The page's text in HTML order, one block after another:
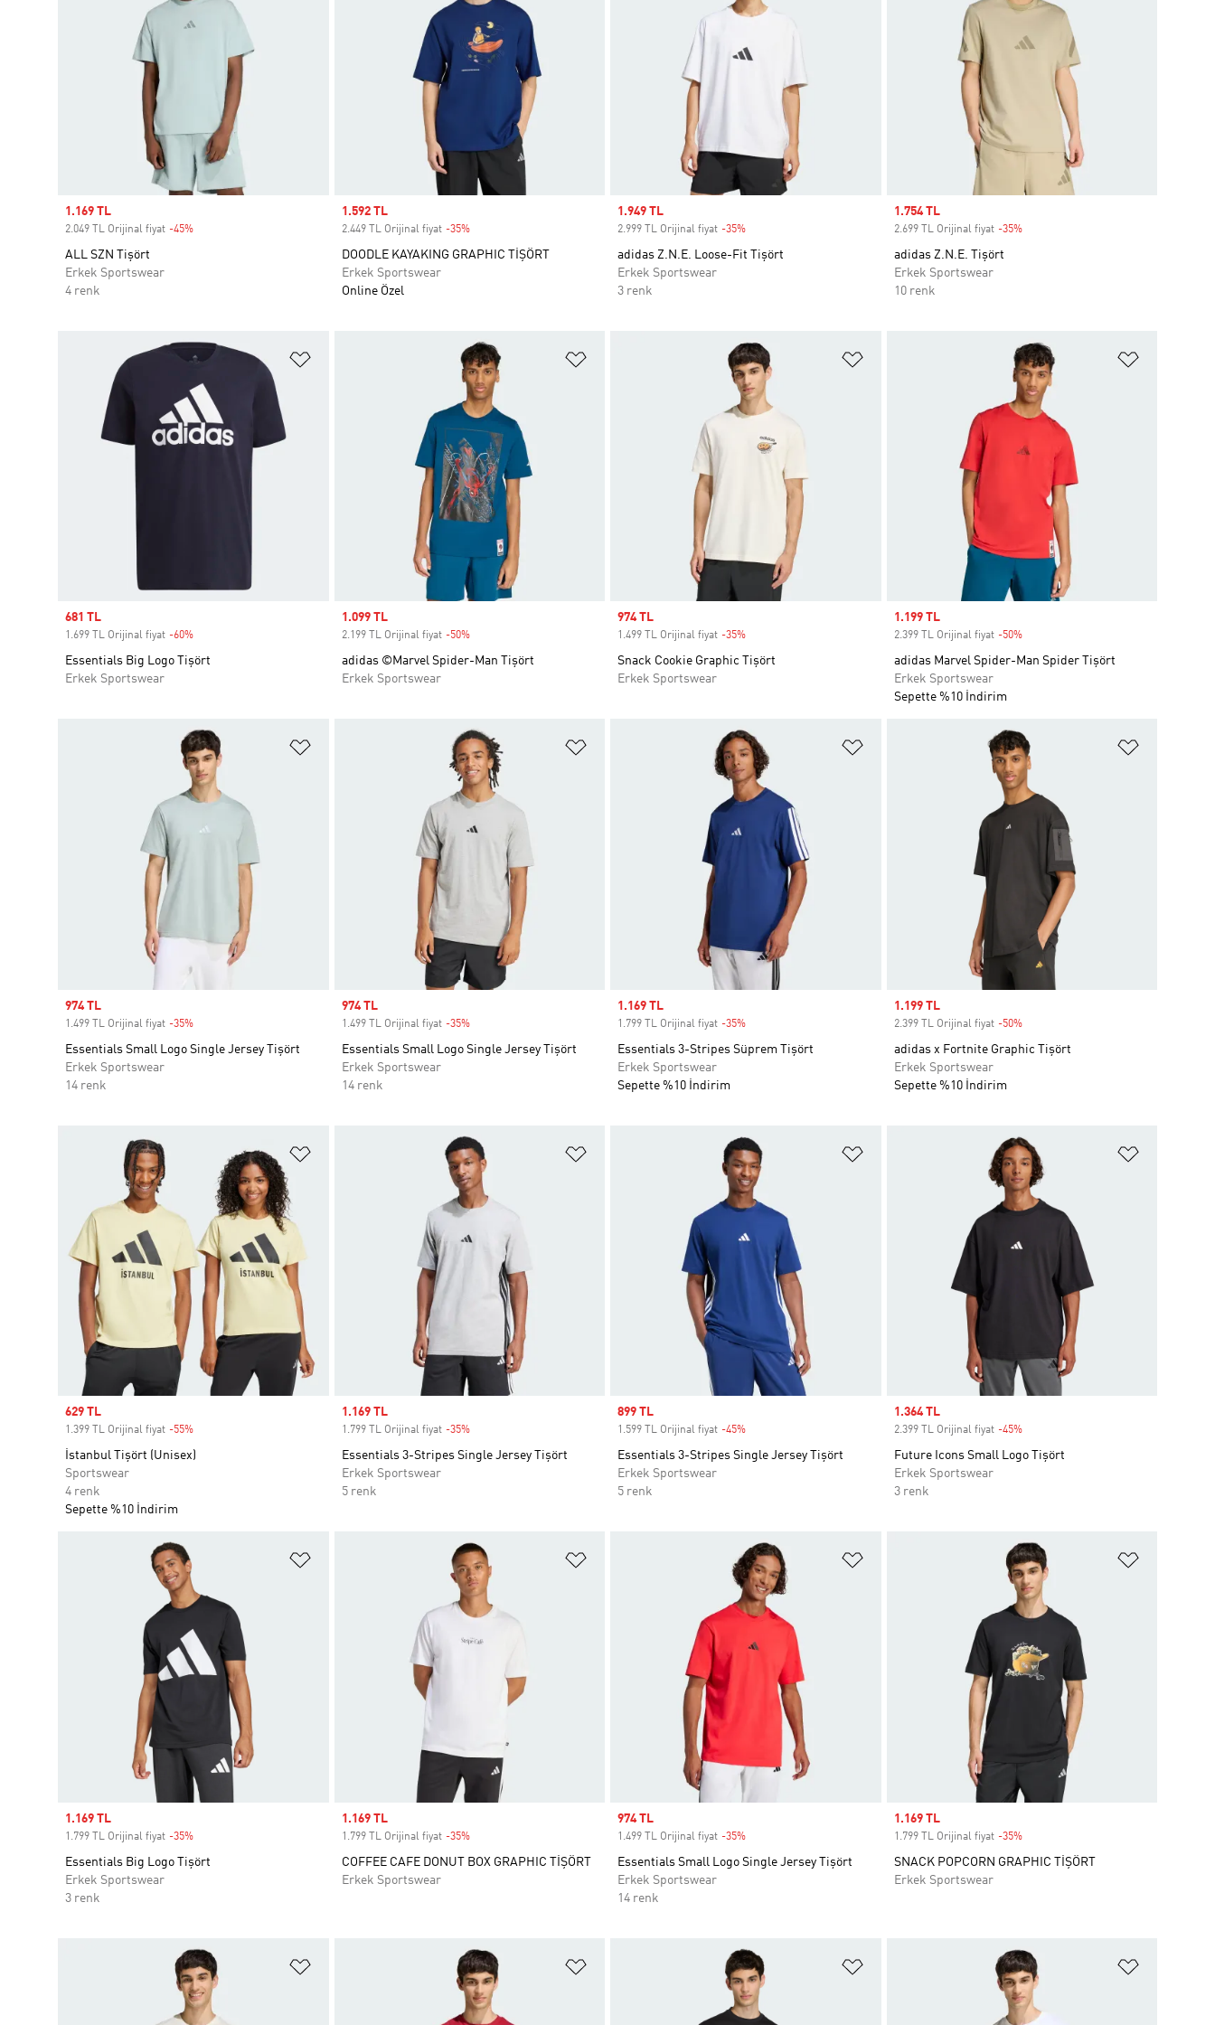
Sale price
1.169 TL
2.049 TL Orijinal fiyat -45%
ALL SZN Tişört
Erkek Sportswear
4 renk
Sale price
1.592 TL
2.449 TL Orijinal fiyat -35%Discount
DOODLE KAYAKING GRAPHIC TİŞÖRT
Erkek Sportswear
Online Özel
Sale price
1.949 TL
2.999 TL Orijinal fiyat -35%
adidas Z.N.E. Loose-Fit Tişört
Erkek Sportswear
3 renk
Sale price
1.754 TL
2.699 TL Orijinal fiyat -35%Discount
adidas Z.N.E. Tişört
Erkek Sportswear
10 renk
Sale price
681 TL
1.699 TL Orijinal fiyat -60%
Essentials Big Logo Tişört
Erkek Sportswear
Sale price
1.099 TL
2.199 TL Orijinal fiyat -50%Discount
adidas ©Marvel Spider-Man Tişört
Erkek Sportswear
Sale price
974 TL
1.499 TL Orijinal fiyat -35%
Snack Cookie Graphic Tişört
Erkek Sportswear
Sale price
1.199 TL
2.399 TL Orijinal fiyat -50%Discount
adidas Marvel Spider-Man Spider Tişört
Erkek Sportswear
Sepette %10 İndirim
Sale price
974 TL
1.499 TL Orijinal fiyat -35%
Essentials Small Logo Single Jersey Tişört
Erkek Sportswear
14 renk
Favori Listesine Ekle
Sale price
974 TL
1.499 TL Orijinal fiyat -35%Discount
Essentials Small Logo Single Jersey Tişört
Erkek Sportswear
14 renk
Favori Listesine Ekle
Sale price
1.169 TL
1.799 TL Orijinal fiyat -35%
Essentials 3-Stripes Süprem Tişört
Erkek Sportswear
Sepette %10 İndirim
Sale price
1.199 TL
2.399 TL Orijinal fiyat -50%Discount
adidas x Fortnite Graphic Tişört
Erkek Sportswear
Sepette %10 İndirim
Favori Listesine Ekle
Sale price
629 TL
1.399 TL Orijinal fiyat -55%
İstanbul Tişört (Unisex)
Sportswear
4 renk
Sepette %10 İndirim
Sale price
1.169 TL
1.799 TL Orijinal fiyat -35%Discount
Essentials 3-Stripes Single Jersey Tişört
Erkek Sportswear
5 renk
Favori Listesine Ekle
Sale price
899 TL
1.599 TL Orijinal fiyat -45%
Essentials 3-Stripes Single Jersey Tişört
Erkek Sportswear
5 renk
Sale price
1.364 TL
2.399 TL Orijinal fiyat -45%Discount
Future Icons Small Logo Tişört
Erkek Sportswear
3 renk
Sale price
1.169 TL
1.799 TL Orijinal fiyat -35%
Essentials Big Logo Tişört
Erkek Sportswear
3 renk
Sale price
1.169 TL
1.799 TL Orijinal fiyat -35%Discount
COFFEE CAFE DONUT BOX GRAPHIC TİŞÖRT
Erkek Sportswear
Sale price
974 TL
1.499 TL Orijinal fiyat -35%
Essentials Small Logo Single Jersey Tişört
Erkek Sportswear
14 renk
Sale price
1.169 TL
1.799 TL Orijinal fiyat -35%Discount
SNACK POPCORN GRAPHIC TİŞÖRT
Erkek Sportswear
Favori Listesine Ekle